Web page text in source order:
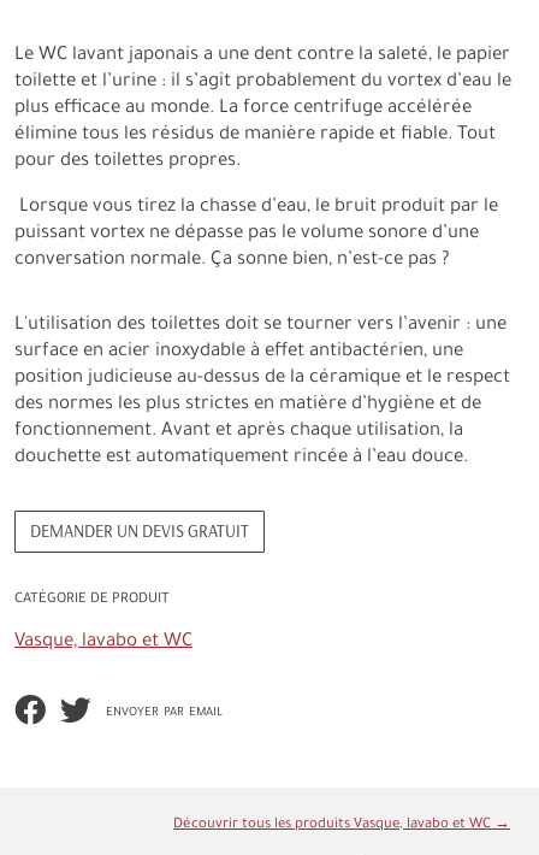
Le WC lavant japonais a une dent contre la saleté, le papier
toilette et l’urine : il s’agit probablement du vortex d’eau le
plus efficace au monde. La force centrifuge accélérée
élimine tous les résidus de manière rapide et fiable. Tout
pour des toilettes propres.
Lorsque vous tirez la chasse d’eau, le bruit produit par le
puissant vortex ne dépasse pas le volume sonore d’une
conversation normale. Ça sonne bien, n’est-ce pas ?
L'utilisation des toilettes doit se tourner vers l’avenir : une
surface en acier inoxydable à effet antibactérien, une
position judicieuse au-dessus de la céramique et le respect
des normes les plus strictes en matière d’hygiène et de
fonctionnement. Avant et après chaque utilisation, la
douchette est automatiquement rincée à l’eau douce.
DEMANDER UN DEVIS GRATUIT
CATÉGORIE DE PRODUIT
Vasque, lavabo et WC
envoyer par email
Découvrir tous les produits Vasque, lavabo et WC →